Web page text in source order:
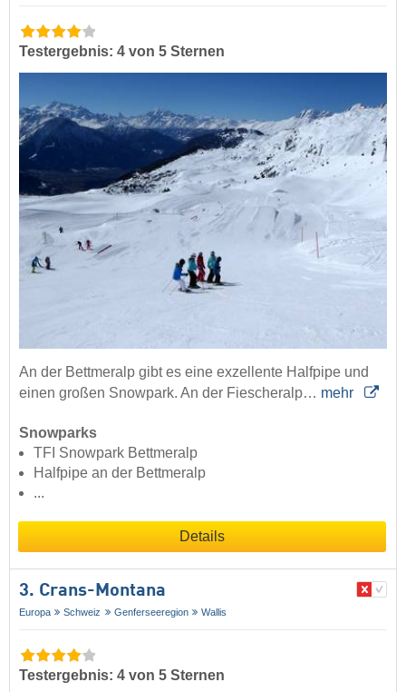
Testergebnis: 4 von 5 Sternen
An der Bettmeralp gibt es eine exzellente Halfpipe und
einen großen Snowpark. An der Fiescheralp… mehr
Snowparks
TFI Snowpark Bettmeralp
Halfpipe an der Bettmeralp
...
Details
3. Crans-Montana
Europa Schweiz Genferseeregion Wallis
Testergebnis: 4 von 5 Sternen